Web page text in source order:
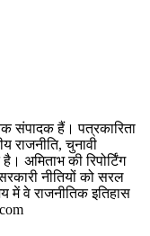
संपादक हैं। पत्रकारिता
राजनीति, चुनावी
अमिताभ की रिपोर्टिंग
नीतियों को सरल
में वे राजनीतिक इतिहास